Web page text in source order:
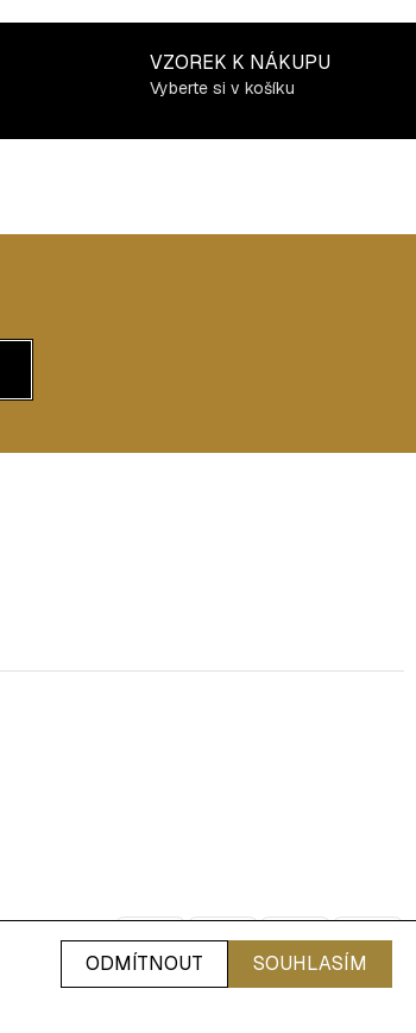
ODMÍTNOUT SOUHLASÍM
VZOREK K NÁKUPU
Vyberte si v košíku